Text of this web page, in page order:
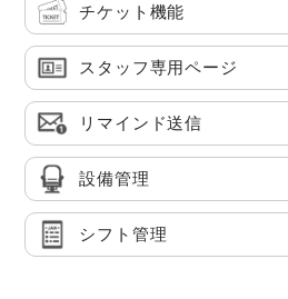
チケット機能
スタッフ専用ページ
リマインド送信
設備管理
シフト管理